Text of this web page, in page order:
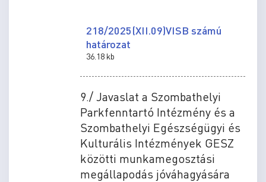
218/2025(XII.09)VISB számú
határozat
36.18 kb
9./ Javaslat a Szombathelyi
Parkfenntartó Intézmény és a
Szombathelyi Egészségügyi és
Kulturális Intézmények GESZ
közötti munkamegosztási
megállapodás jóváhagyására